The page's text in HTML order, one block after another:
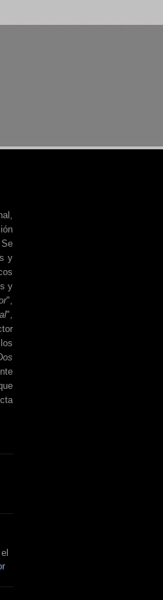
y
y
",
",